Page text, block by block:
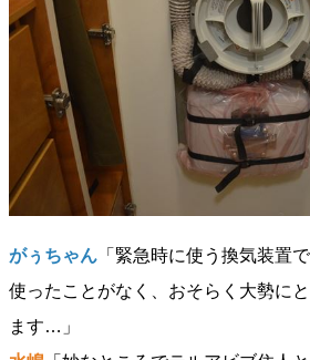
がぅちゃん 「緊急時に使う換気装置
使ったことがなく、おそらく大勢に
ます…」